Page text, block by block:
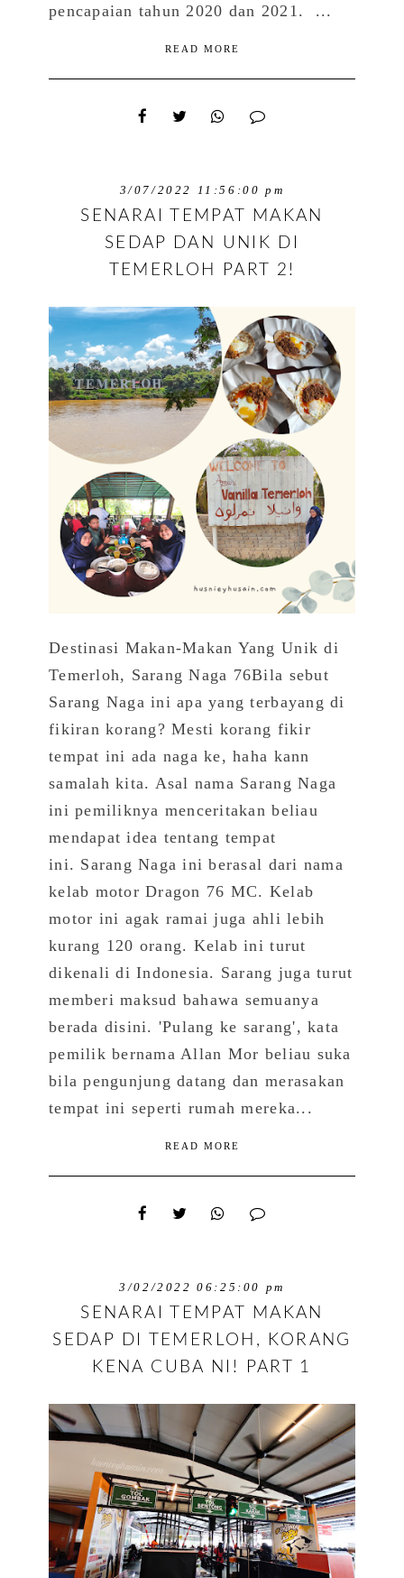
pencapaian tahun 2020 dan 2021. ...
READ MORE
3/07/2022 11:56:00 pm
SENARAI TEMPAT MAKAN
SEDAP DAN UNIK DI
TEMERLOH PART 2!
Destinasi Makan-Makan Yang Unik di
Temerloh, Sarang Naga 76Bila sebut
Sarang Naga ini apa yang terbayang di
fikiran korang? Mesti korang fikir
tempat ini ada naga ke, haha kann
samalah kita. Asal nama Sarang Naga
ini pemiliknya menceritakan beliau
mendapat idea tentang tempat
ini. Sarang Naga ini berasal dari nama
kelab motor Dragon 76 MC. Kelab
motor ini agak ramai juga ahli lebih
kurang 120 orang. Kelab ini turut
dikenali di Indonesia. Sarang juga turut
memberi maksud bahawa semuanya
berada disini. 'Pulang ke sarang', kata
pemilik bernama Allan Mor beliau suka
bila pengunjung datang dan merasakan
tempat ini seperti rumah mereka...
READ MORE
3/02/2022 06:25:00 pm
SENARAI TEMPAT MAKAN
SEDAP DI TEMERLOH, KORANG
KENA CUBA NI! PART 1